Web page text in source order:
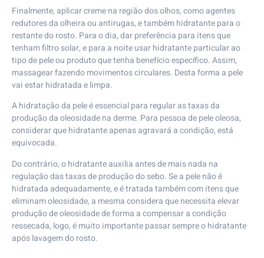
Finalmente, aplicar creme na região dos olhos, como agentes
redutores da olheira ou antirugas, e também hidratante para o
restante do rosto. Para o dia, dar preferência para itens que
tenham filtro solar, e para a noite usar hidratante particular ao
tipo de pele ou produto que tenha benefício específico. Assim,
massagear fazendo movimentos circulares. Desta forma a pele
vai estar hidratada e limpa.
A hidratação da pele é essencial para regular as taxas da
produção da oleosidade na derme. Para pessoa de pele oleosa,
considerar que hidratante apenas agravará a condição, está
equivocada.
Do contrário, o hidratante auxilia antes de mais nada na
regulação das taxas de produção do sebo. Se a pele não é
hidratada adequadamente, e é tratada também com itens que
eliminam oleosidade, a mesma considera que necessita elevar
produção de oleosidade de forma a compensar a condição
ressecada, logo, é muito importante passar sempre o hidratante
após lavagem do rosto.